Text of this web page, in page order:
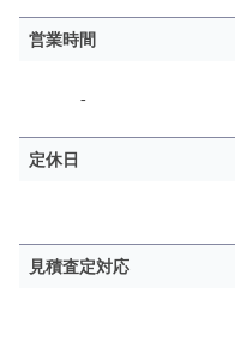
営業時間
-
定休日
見積査定対応